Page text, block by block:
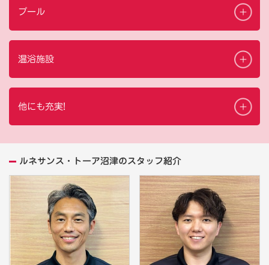
プール
温浴施設
他にも充実!
ルネサンス・トーア沼津のスタッフ紹介